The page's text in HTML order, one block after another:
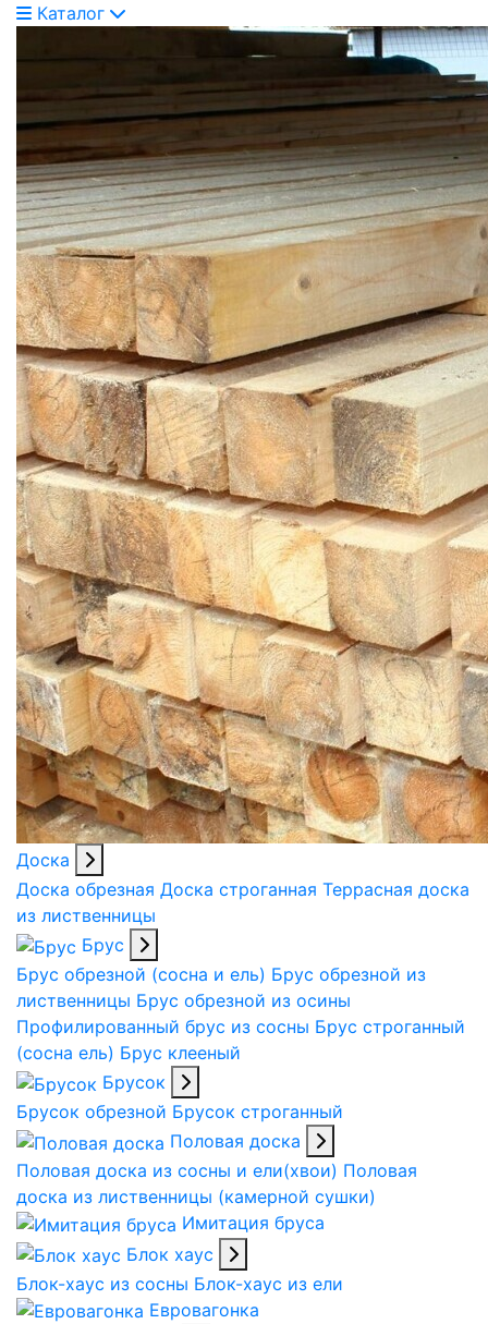
Каталог
Доска
Доска обрезная Доска строганная Террасная доска
из лиственницы
Брус
Брус обрезной (сосна и ель) Брус обрезной из
лиственницы Брус обрезной из осины
Профилированный брус из сосны Брус строганный
(сосна ель) Брус клееный
Брусок
Брусок обрезной Брусок строганный
Половая доска
Половая доска из сосны и ели(хвои) Половая
доска из лиственницы (камерной сушки)
Имитация бруса
Блок хаус
Блок-хаус из сосны Блок-хаус из ели
Евровагонка